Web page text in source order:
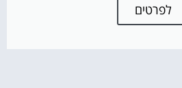
לפרטים